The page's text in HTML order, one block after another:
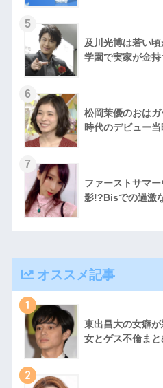
及川光博は若い
学園で実家が金持
松岡茉優のおは
時代のデビュー
ファーストサマ
影!?Bisでの過激
オススメ記事
1
東出昌大の女癖
女とゲス不倫まと
2